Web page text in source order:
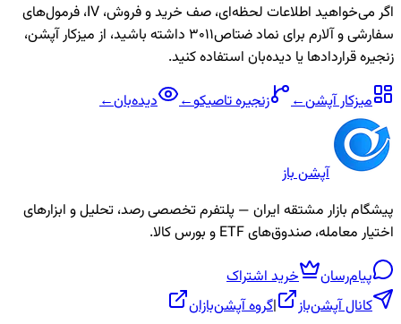
اگر می‌خواهید اطلاعات لحظه‌ای، صف خرید و فروش، IV، فرمول‌های
سفارشی و آلارم برای نمادضتاص3011
داشته باشید، از میزکار آپشن،
زنجیره قراردادها یا دیده‌بان استفاده کنید.
میزکار آپشن← زنجیرهتاصیکو← دیده‌بان←
آپشن باز
پیشگام بازار مشتقه ایران — پلتفرم تخصصی رصد، تحلیل و ابزارهای
اختیار معامله، صندوق‌های ETF و بورس کالا.
پیام‌رسان
خرید اشتراک
کانال آپشن‌باز
|گروه آپشن‌بازان